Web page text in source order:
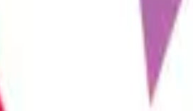
çiftlerin cinsel hayatlarını...